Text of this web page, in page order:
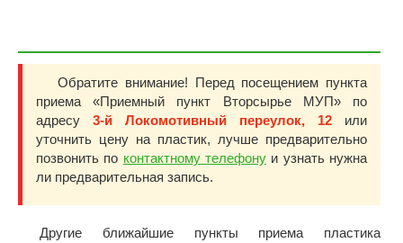
Обратите внимание! Перед посещением пункта
приема «Приемный пункт Вторсырье МУП» по
адресу 3-й Локомотивный переулок, 12 или
уточнить цену на пластик, лучше предварительно
позвонить по контактному телефону и узнать нужна
ли предварительная запись.
Другие ближайшие пункты приема пластика